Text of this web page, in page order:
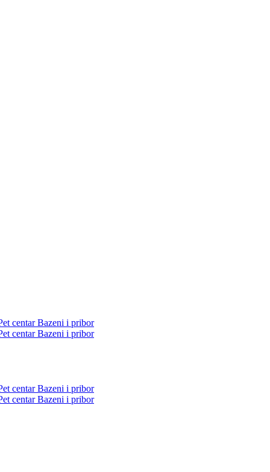
centarBazeni i pribor
centarBazeni i pribor
centarBazeni i pribor
centarBazeni i pribor